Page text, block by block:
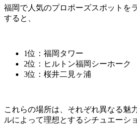
福岡で人気のプロポーズスポットを
すると、
1位：福岡タワー
2位：ヒルトン福岡シーホーク
3位：桜井二見ヶ浦
これらの場所は、それぞれ異なる魅
ルによって理想とするシチュエーシ